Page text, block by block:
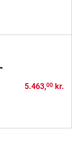
5.463,00kr.